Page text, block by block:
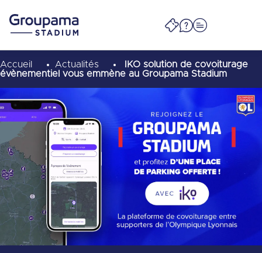
Accueil Actualités
IKO solution de covoiturage
évènementiel vous emmène au Groupama Stadium